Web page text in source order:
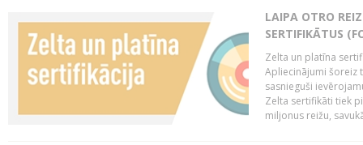
LAIPA OTRO
SERTIFIKĀTUS
Zelta un platīna
Apliecinājumi šoreiz
sasnieguši
Zelta sertifikāti tiek
miljonus reižu,